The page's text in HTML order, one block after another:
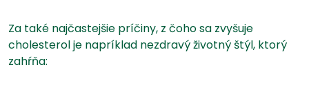
Za také najčastejšie príčiny, z čoho sa zvyšuje
cholesterol je napríklad nezdravý životný štýl, ktorý
zahŕňa: